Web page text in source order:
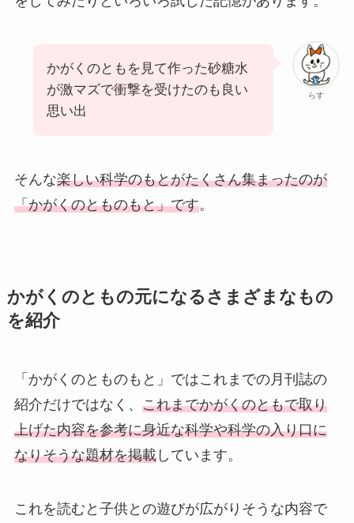
らす
かがくのともを見て作った砂糖水
が激マズで衝撃を受けたのも良い
思い出
そんな楽しい科学のもとがたくさん集まったのが
「かがくのとものもと」です。
かがくのともの元になるさまざまなもの
を紹介
「かがくのとものもと」ではこれまでの月刊誌の
紹介だけではなく、 これまでかがくのともで取り
上げた内容を参考に身近な科学や科学の入り口に
なりそうな題材を掲載しています。
これを読むと子供との遊びが広がりそうな内容で